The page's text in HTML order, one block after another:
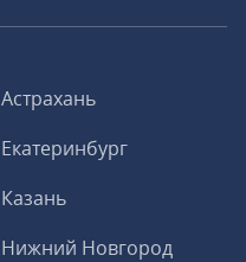
Астрахань
Екатеринбург
Казань
Нижний Новгород